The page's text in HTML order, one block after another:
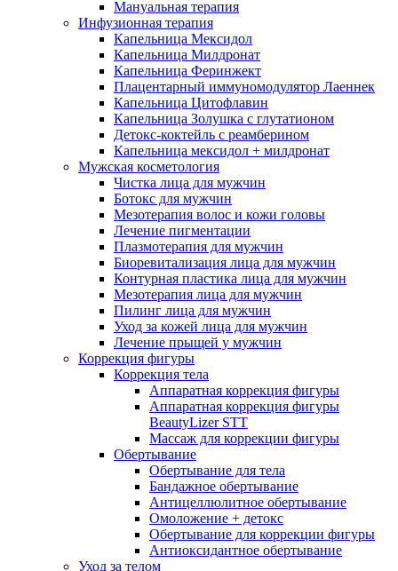
Мануальная терапия
Инфузионная терапия
Капельница Мексидол
Капельница Милдронат
Капельница Феринжект
Плацентарный иммуномодулятор Лаеннек
Капельница Цитофлавин
Капельница Золушка с глутатионом
Детокс-коктейль с реамберином
Капельница мексидол + милдронат
Мужская косметология
Чистка лица для мужчин
Ботокс для мужчин
Мезотерапия волос и кожи головы
Лечение пигментации
Плазмотерапия для мужчин
Биоревитализация лица для мужчин
Контурная пластика лица для мужчин
Мезотерапия лица для мужчин
Пилинг лица для мужчин
Уход за кожей лица для мужчин
Лечение прыщей у мужчин
Коррекция фигуры
Коррекция тела
Аппаратная коррекция фигуры
Аппаратная коррекция фигуры
BeautyLizer STT
Массаж для коррекции фигуры
Обертывание
Обертывание для тела
Бандажное обертывание
Антицеллюлитное обертывание
Омоложение + детокс
Обертывание для коррекции фигуры
Антиоксидантное обертывание
Уход за телом